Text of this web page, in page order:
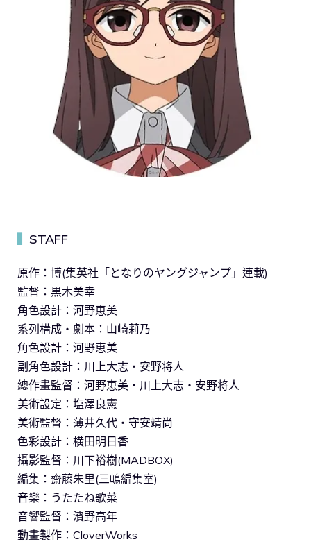
STAFF
原作：博(集英社「となりのヤングジャンプ」連載)
監督：黒木美幸
角色設計：河野恵美
系列構成・劇本：山崎莉乃
角色設計：河野恵美
副角色設計：川上大志・安野将人
總作畫監督：河野恵美・川上大志・安野将人
美術設定：塩澤良憲
美術監督：薄井久代・守安靖尚
色彩設計：横田明日香
攝影監督：川下裕樹(MADBOX)
編集：齋藤朱里(三嶋編集室)
音樂：うたたね歌菜
音響監督：濱野高年
動畫製作：CloverWorks